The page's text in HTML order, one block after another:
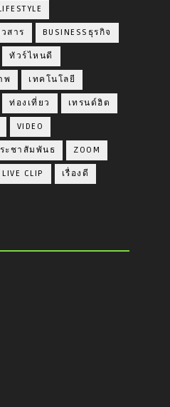
สาร BUSINESSธุรกิจ
ทัวร์ไหนดี
พ เทคโนโลยี
ท่องเที่ยว เทรนด์ฮิต
VIDEO
ะชาสัมพันธ ZOOM
LIVE CLIP เรื่องดี